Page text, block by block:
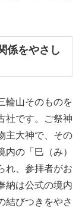
係をやさし
輪山そのものを
社です。ご祭神
主大神で、その
の「巳（み）
れ、参拝者がお
納は公式の境内
結びつきをやさ